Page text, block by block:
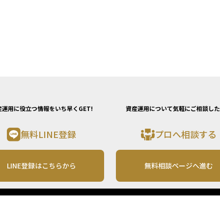
運用に役立つ情報をいち早くGET!
無料LINE登録
LINE登録はこちらから
資産運用について気軽にご相談し
プロへ相談する
無料相談ページへ進む